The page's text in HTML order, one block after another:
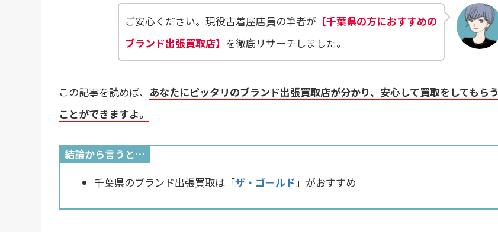
ご安心ください。現役古着屋店員の筆者が 【千葉県の方におすすめの
ブランド出張買取店】 を徹底リサーチしました。
この記事を読めば、 あなたにピッタリのブランド出張買取店が分かり、安心して買取をしてもらう
ことができますよ。
結論から言うと…
千葉県のブランド出張買取は「ザ・ゴールド 」がおすすめ